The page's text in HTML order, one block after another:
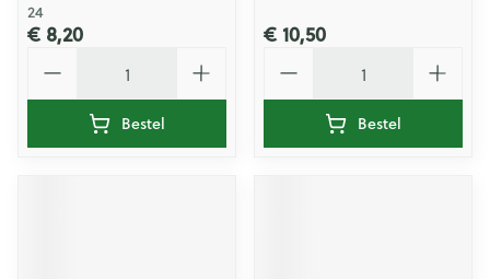
24
€ 8,20
Bestel
€ 10,50
Bestel